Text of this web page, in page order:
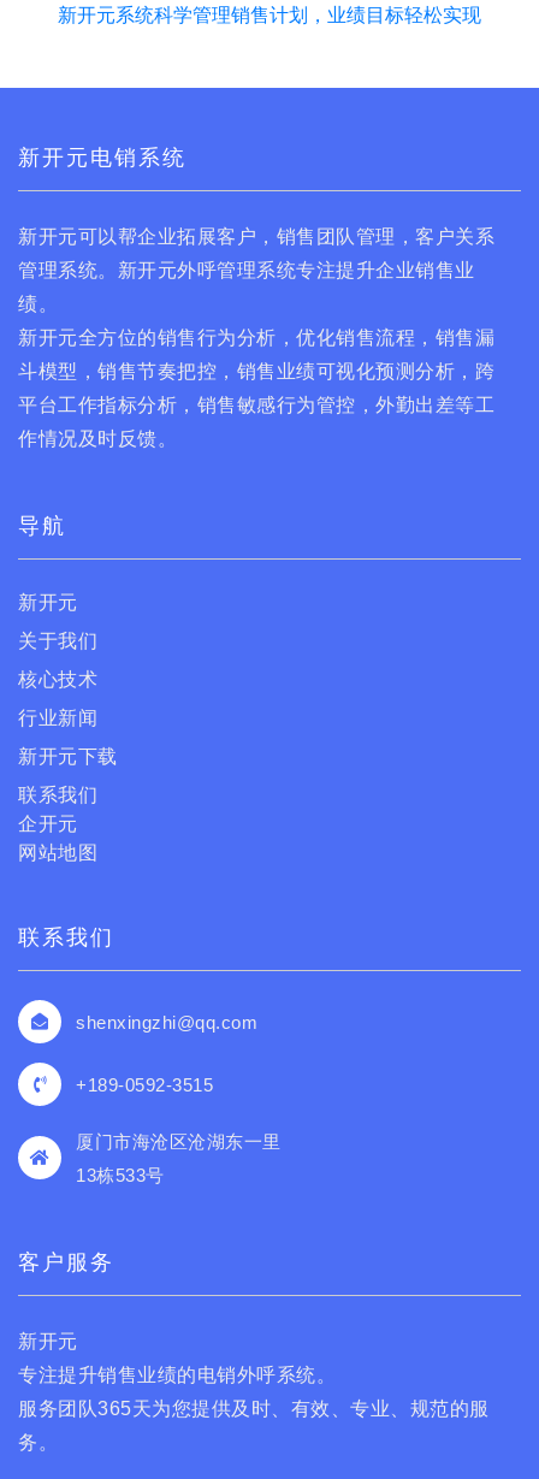
新开元系统科学管理销售计划，业绩目标轻松实现
新开元电销系统
新开元可以帮企业拓展客户，销售团队管理，客户关系
管理系统。新开元外呼管理系统专注提升企业销售业
绩。
新开元全方位的销售行为分析，优化销售流程，销售漏
斗模型，销售节奏把控，销售业绩可视化预测分析，跨
平台工作指标分析，销售敏感行为管控，外勤出差等工
作情况及时反馈。
导航
新开元
关于我们
核心技术
行业新闻
新开元下载
联系我们
企开元
网站地图
联系我们
shenxingzhi@qq.com
+189-0592-3515
厦门市海沧区沧湖东一里
13栋533号
客户服务
新开元
专注提升销售业绩的电销外呼系统。
服务团队365天为您提供及时、有效、专业、规范的服
务。